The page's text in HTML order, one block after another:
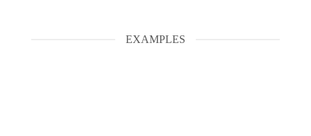
EXAMPLES